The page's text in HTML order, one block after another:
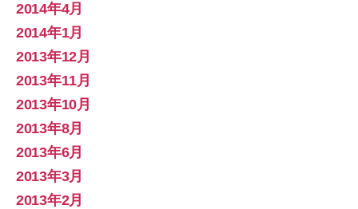
2014年4月
2014年1月
2013年12月
2013年11月
2013年10月
2013年8月
2013年6月
2013年3月
2013年2月